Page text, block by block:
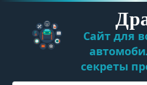
Перейти
контенту
Сайт для
секреты